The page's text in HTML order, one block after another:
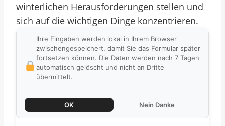
winterlichen Herausforderungen stellen und
sich auf die wichtigen Dinge konzentrieren.
Ihre Eingaben werden lokal in Ihrem Browser
zwischengespeichert, damit Sie das Formular später
fortsetzen können. Die Daten werden nach 7 Tagen
automatisch gelöscht und nicht an Dritte
übermittelt.
OK Nein Danke